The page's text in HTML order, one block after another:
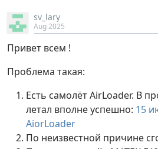
sv_lary
Aug 2025
Привет всем !
Проблема такая:
Есть самолёт AirLoader. В
летал вполне успешно: 15
AiorLoader
По неизвестной причине